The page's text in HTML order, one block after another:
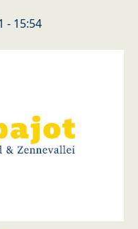
- 15:54